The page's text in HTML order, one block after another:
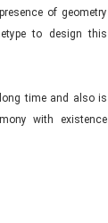
of geometry
to design this
time and also is
with existence